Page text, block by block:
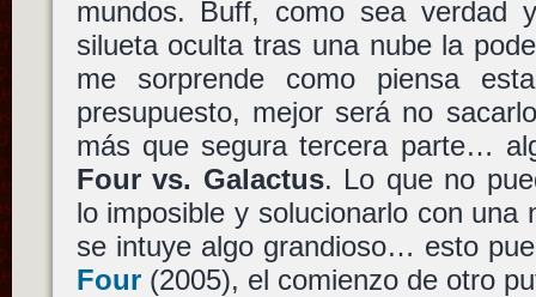
mundos. Buff, como sea verdad
silueta oculta tras una nube la
me sorprende como piensa
presupuesto, mejor será no
más que segura tercera parte…
Four vs. Galactus. Lo que no
lo imposible y solucionarlo con una
se intuye algo grandioso… esto
Four(2005), el comienzo de otro